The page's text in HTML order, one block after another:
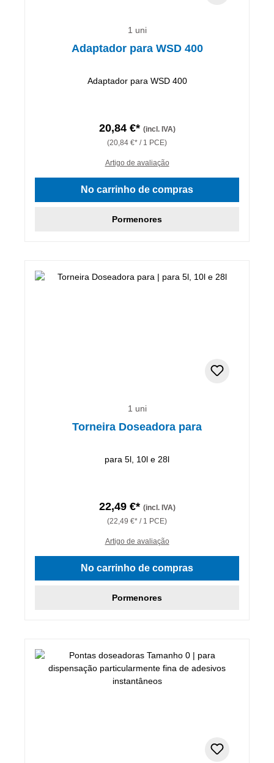
1 uni
Adaptador para WSD 400
Adaptador para WSD 400
20,84 €* (incl. IVA)
(20,84 €* / 1 PCE)
Artigo de avaliação
No carrinho de compras
Pormenores
1 uni
Torneira Doseadora para
para 5l, 10l e 28l
22,49 €* (incl. IVA)
(22,49 €* / 1 PCE)
Artigo de avaliação
No carrinho de compras
Pormenores